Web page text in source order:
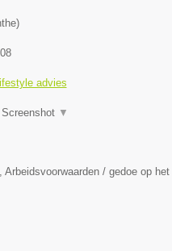
)
advies
Screenshot ▼
/ gedoe op het